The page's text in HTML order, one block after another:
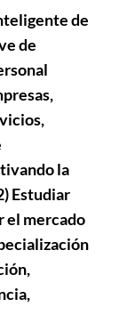
de
de
la
Estudiar
el mercado